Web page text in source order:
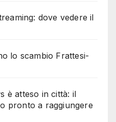
dove vedere il
lo scambio Frattesi-
è atteso in città: il
pronto a raggiungere